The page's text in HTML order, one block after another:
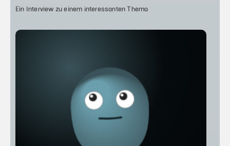
Ein Interview zu einem interessanten Thema